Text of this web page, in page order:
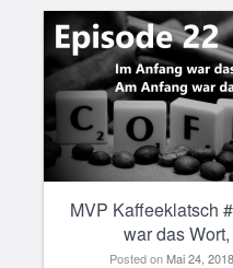
MVP Kaffeeklatsch
war das
Posted onMai 24, 2018